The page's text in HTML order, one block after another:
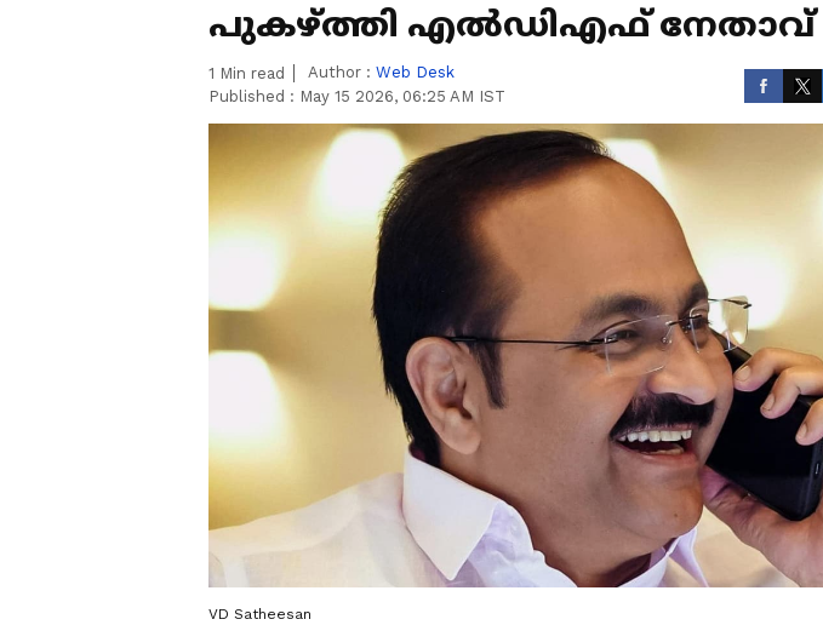
പുകഴ്ത്തി എൽഡിഎഫ് നേതാവ്
1 Min read Author : Web Desk
Published : May 15 2026, 06:25 AM IST
VD Satheesan